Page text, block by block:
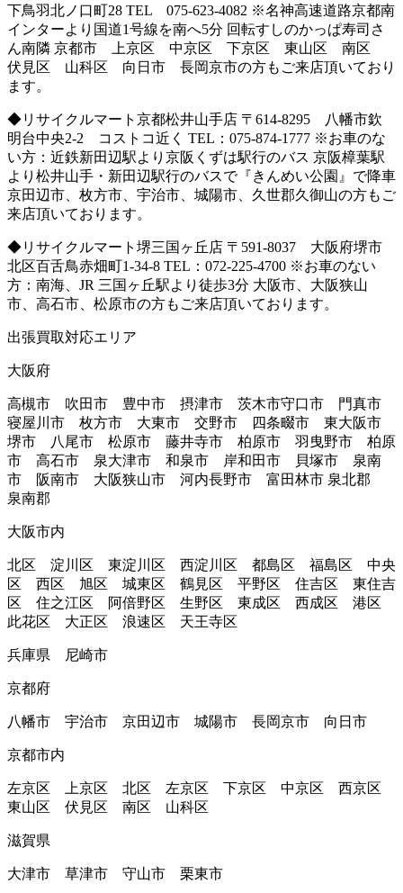
下鳥羽北ノ口町28 TEL 075-623-4082 ※名神高速道路京都南
インターより国道1号線を南へ5分 回転すしのかっぱ寿司さ
ん南隣 京都市 上京区 中京区 下京区 東山区 南区
伏見区 山科区 向日市 長岡京市の方もご来店頂いており
ます。
◆リサイクルマート京都松井山手店 〒614-8295 八幡市欽
明台中央2-2 コストコ近く TEL：075-874-1777 ※お車のな
い方：近鉄新田辺駅より京阪くずは駅行のバス 京阪樟葉駅
より松井山手・新田辺駅行のバスで『きんめい公園』で降車
京田辺市、枚方市、宇治市、城陽市、久世郡久御山の方もご
来店頂いております。
◆リサイクルマート堺三国ヶ丘店 〒591-8037 大阪府堺市
北区百舌鳥赤畑町1-34-8 TEL：072-225-4700 ※お車のない
方：南海、JR 三国ヶ丘駅より徒歩3分 大阪市、大阪狭山
市、高石市、松原市の方もご来店頂いております。
出張買取対応エリア
大阪府
高槻市 吹田市 豊中市 摂津市 茨木市守口市 門真市
寝屋川市 枚方市 大東市 交野市 四条畷市 東大阪市
堺市 八尾市 松原市 藤井寺市 柏原市 羽曳野市 柏原
市 高石市 泉大津市 和泉市 岸和田市 貝塚市 泉南
市 阪南市 大阪狭山市 河内長野市 富田林市 泉北郡
泉南郡
大阪市内
北区 淀川区 東淀川区 西淀川区 都島区 福島区 中央
区 西区 旭区 城東区 鶴見区 平野区 住吉区 東住吉
区 住之江区 阿倍野区 生野区 東成区 西成区 港区
此花区 大正区 浪速区 天王寺区
兵庫県 尼崎市
京都府
八幡市 宇治市 京田辺市 城陽市 長岡京市 向日市
京都市内
左京区 上京区 北区 左京区 下京区 中京区 西京区
東山区 伏見区 南区 山科区
滋賀県
大津市 草津市 守山市 栗東市